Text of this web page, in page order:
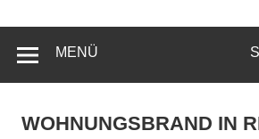
MENÜ
WOHNUNGSBRAND IN